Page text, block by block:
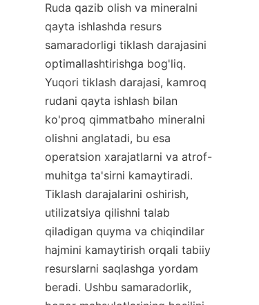
Ruda qazib olish va mineralni
qayta ishlashda resurs
samaradorligi tiklash darajasini
optimallashtirishga bog'liq.
Yuqori tiklash darajasi, kamroq
rudani qayta ishlash bilan
ko'proq qimmatbaho mineralni
olishni anglatadi, bu esa
operatsion xarajatlarni va atrof-
muhitga ta'sirni kamaytiradi.
Tiklash darajalarini oshirish,
utilizatsiya qilishni talab
qiladigan quyma va chiqindilar
hajmini kamaytirish orqali tabiiy
resurslarni saqlashga yordam
beradi. Ushbu samaradorlik,